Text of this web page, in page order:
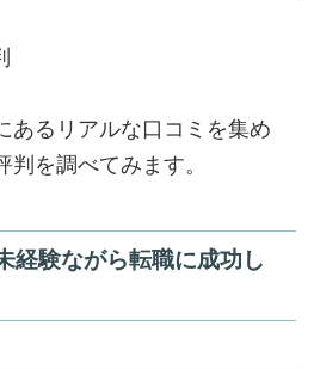
あるリアルな口コミを集め
を調べてみます。
験ながら転職に成功し